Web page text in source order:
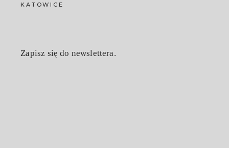
KATOWICE
Zapisz się do newslettera.